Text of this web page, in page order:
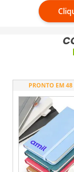
PRONTO EM 48